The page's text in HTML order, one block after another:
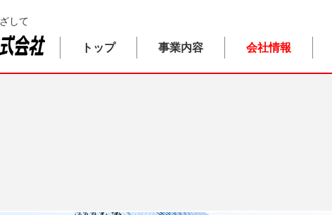
して
トップ 事業内容 会社情報